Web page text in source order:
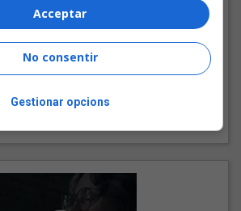
"Pols d'estrelles"
Acceptar
No consentir
Gestionar opcions